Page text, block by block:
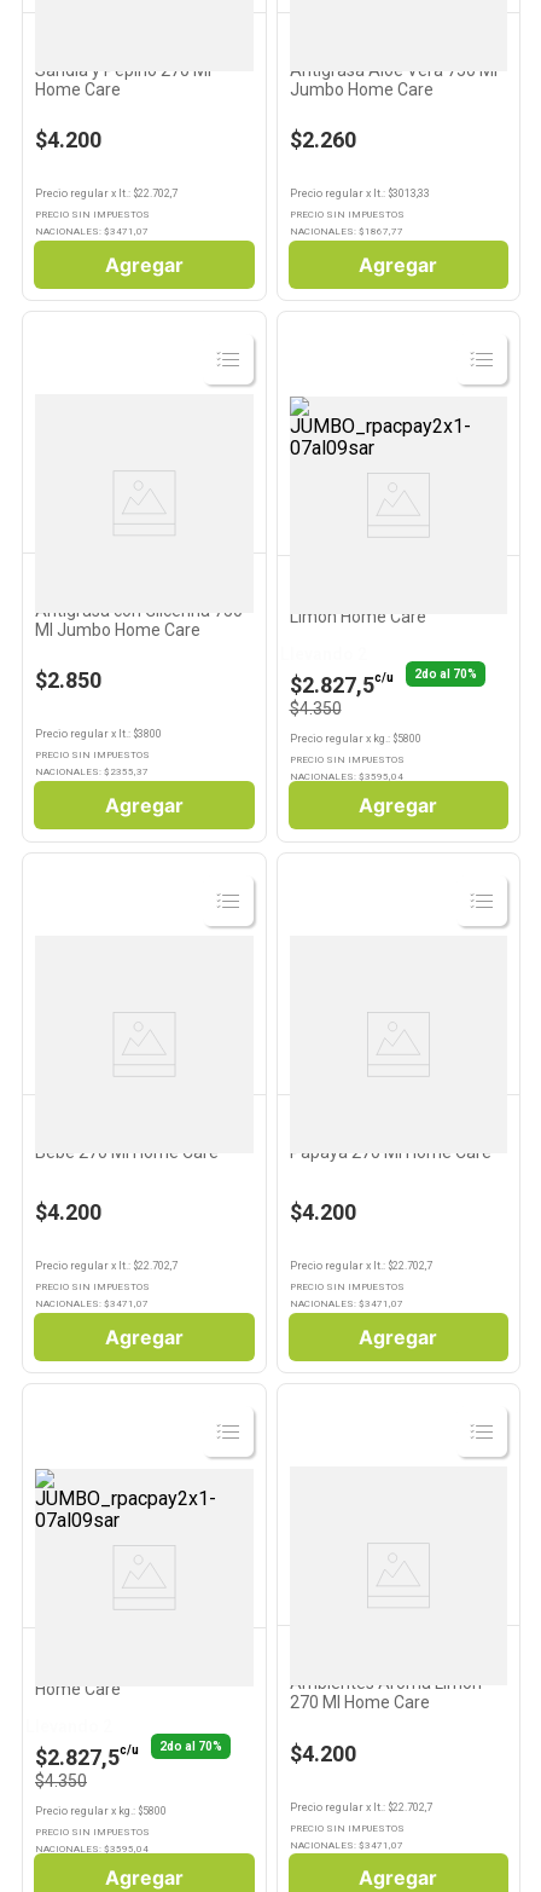
Sandía y Pepino 270 Ml
Home Care
$4.200
Precio regular x lt. : $22.702,7
PRECIO SIN IMPUESTOS
NACIONALES: $3471,07
Agregar
Antigrasa Aloe Vera 750 Ml
Jumbo Home Care
$2.260
Precio regularx lt. : $3013,33
PRECIO SIN IMPUESTOS
NACIONALES: $ 1867,77
Agregar
Ver
Producto
Antigrasa con Glicerina 750
Ml Jumbo Home Care
$2.850
Precio regular x lt.: $3800
PRECIO SIN IMPUESTOS
NACIONALES: $ 2355,37
Agregar
Ver
Producto
Limon Home Care
$2.827,5c/u 2do al 70%
$4.350
Precio regularx kg.: $5800
PRECIO SIN IMPUESTOS
NACIONALES: $3595,04
Agregar
Ver
Producto
Bebé 270 Ml Home Care
$4.200
Precio regular x lt. : $22.702,7
PRECIO SIN IMPUESTOS
NACIONALES: $3471,07
Agregar
Ver
Producto
Papaya 270 Ml Home Care
$4.200
Precio regularx lt. : $22.702,7
PRECIO SIN IMPUESTOS
NACIONALES: $3471,07
Agregar
Ver
Producto
Home Care
$2.827,5c/u 2do al 70%
$4.350
Precio regular x kg.: $5800
PRECIO SIN IMPUESTOS
NACIONALES: $3595,04
Agregar
Ver
Producto
Ambientes Aroma Limon
270 Ml Home Care
$4.200
Precio regularx lt. : $22.702,7
PRECIO SIN IMPUESTOS
NACIONALES: $3471,07
Agregar